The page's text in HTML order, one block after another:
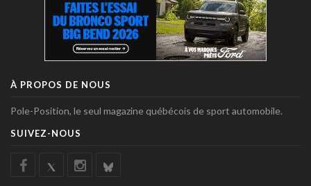
À PROPOS DE NOUS
Pole-Position, le seul magazine québécois de sport automobile.
SUIVEZ-NOUS